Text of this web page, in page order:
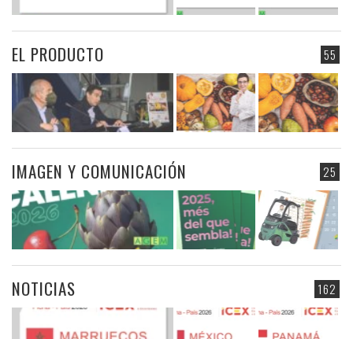
55
EL PRODUCTO
25
IMAGEN Y COMUNICACIÓN
162
NOTICIAS